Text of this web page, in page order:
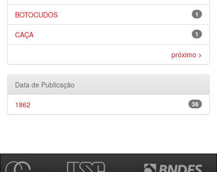
1
BOTOCUDOS
1
CAÇA
próximo >
Data de Publicação
36
1862